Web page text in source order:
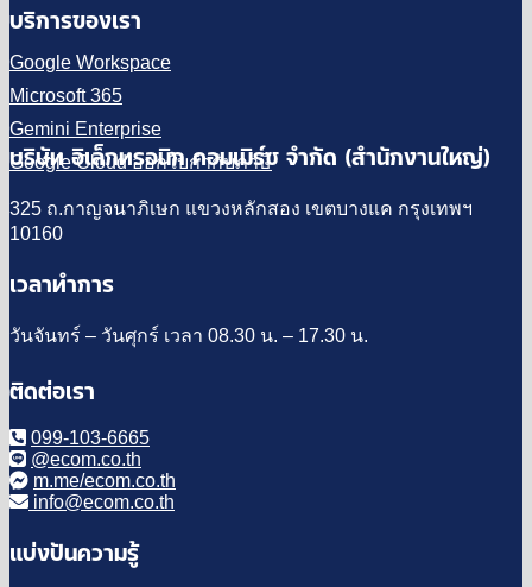
บริการของเรา
Google Workspace
Microsoft 365
Gemini Enterprise
Google Cloud ออกใบกำกับภาษี
บริษัท อิเล็กทรอนิก คอมเมิร์ซ จำกัด (สำนักงานใหญ่)
325 ถ.กาญจนาภิเษก แขวงหลักสอง เขตบางแค กรุงเทพฯ
10160
เวลาทำการ
วันจันทร์ – วันศุกร์ เวลา 08.30 น. – 17.30 น.
ติดต่อเรา
099-103-6665
@ecom.co.th
m.me/ecom.co.th
info@ecom.co.th
แบ่งปันความรู้